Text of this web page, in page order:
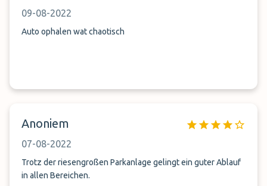
09-08-2022
Auto ophalen wat chaotisch
Anoniem
07-08-2022
Trotz der riesengroßen Parkanlage gelingt ein guter Ablauf
in allen Bereichen.